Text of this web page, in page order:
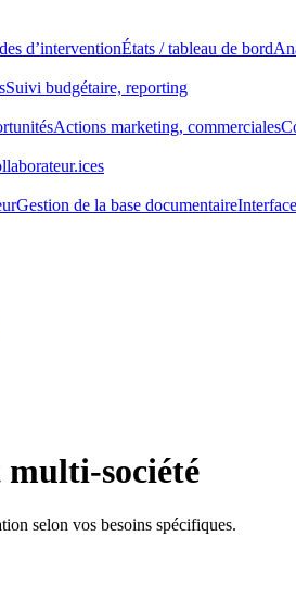
d’interventionÉtats / tableau de bord
Suivi budgétaire, reporting
Actions marketing, commerciales
Gestion de la base documentaire
multi-société
selon vos besoins spécifiques.